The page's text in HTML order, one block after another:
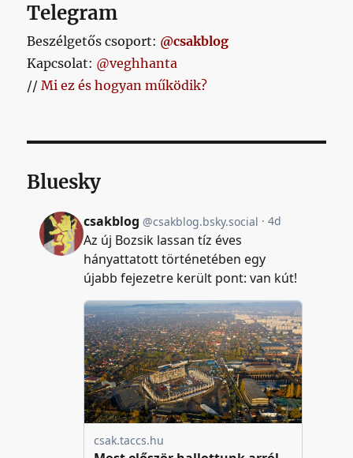
Telegram
Beszélgetős csoport: @csakblog
Kapcsolat: @veghhanta
//Mi ez és hogyan működik?
Bluesky